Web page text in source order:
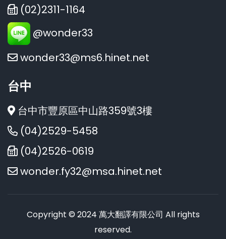
(02)2311-1164
@wonder33
wonder33@ms6.hinet.net
台中
台中市豐原區中山路359號3樓
(04)2529-5458
(04)2526-0619
wonder.fy32@msa.hinet.net
Copyright © 2024 萬大翻譯有限公司 All rights
reserved.